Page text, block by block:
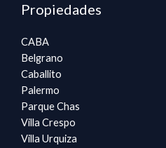
Propiedades
CABA
Belgrano
Caballito
Palermo
Parque Chas
Villa Crespo
Villa Urquiza